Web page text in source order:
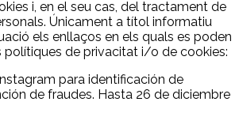
i, en el seu cas, del tractament de
Únicament a títol informatiu
els enllaços en els quals es poden
polítiques de privacitat i/o de cookies:
para identificación de
de fraudes. Hasta 26 de diciembre